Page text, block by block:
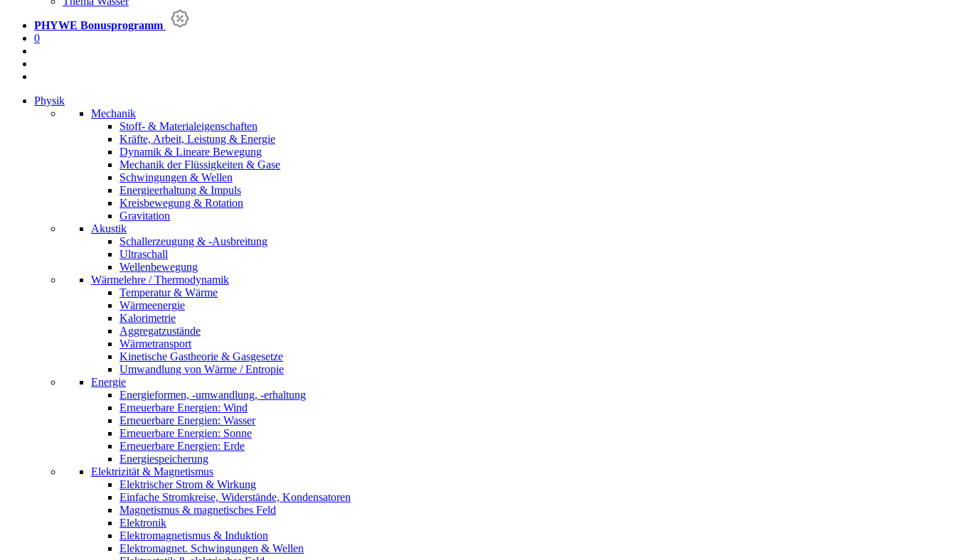
PHYWE Bonusprogramm
0
Physik
Mechanik
Stoff- & Materialeigenschaften
Kräfte, Arbeit, Leistung & Energie
Dynamik & Lineare Bewegung
Mechanik der Flüssigkeiten & Gase
Schwingungen & Wellen
Energieerhaltung & Impuls
Kreisbewegung & Rotation
Gravitation
Akustik
Schallerzeugung & -Ausbreitung
Ultraschall
Wellenbewegung
Wärmelehre / Thermodynamik
Temperatur & Wärme
Wärmeenergie
Kalorimetrie
Aggregatzustände
Wärmetransport
Kinetische Gastheorie & Gasgesetze
Umwandlung von Wärme / Entropie
Energie
Energieformen, -umwandlung, -erhaltung
Erneuerbare Energien: Wind
Erneuerbare Energien: Wasser
Erneuerbare Energien: Sonne
Erneuerbare Energien: Erde
Energiespeicherung
Elektrizität & Magnetismus
Elektrischer Strom & Wirkung
Einfache Stromkreise, Widerstände, Kondensatoren
Magnetismus & magnetisches Feld
Elektronik
Elektromagnetismus & Induktion
Elektromagnet. Schwingungen & Wellen